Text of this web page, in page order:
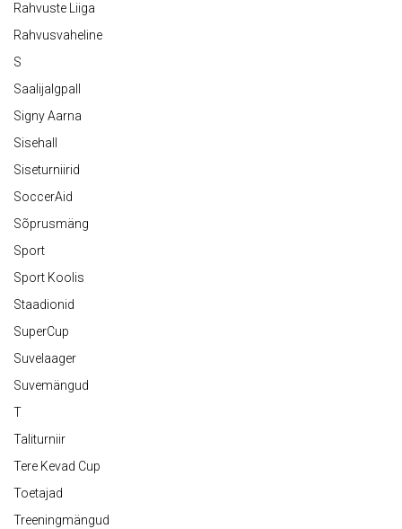
Rahvuste Liiga
Rahvusvaheline
S
Saalijalgpall
Signy Aarna
Sisehall
Siseturniirid
SoccerAid
Sõprusmäng
Sport
Sport Koolis
Staadionid
SuperCup
Suvelaager
Suvemängud
T
Taliturniir
Tere Kevad Cup
Toetajad
Treeningmängud